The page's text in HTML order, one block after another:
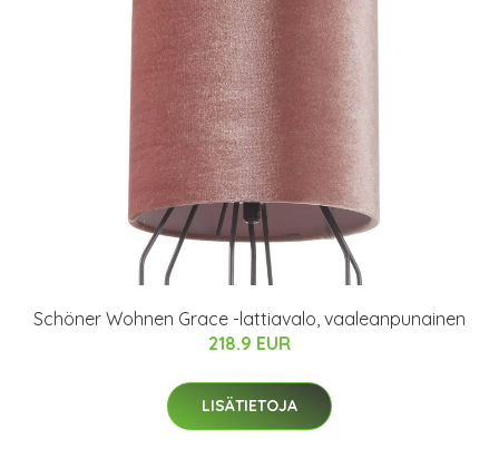
Schöner Wohnen Grace -lattiavalo, vaaleanpunainen
218.9 EUR
LISÄTIETOJA